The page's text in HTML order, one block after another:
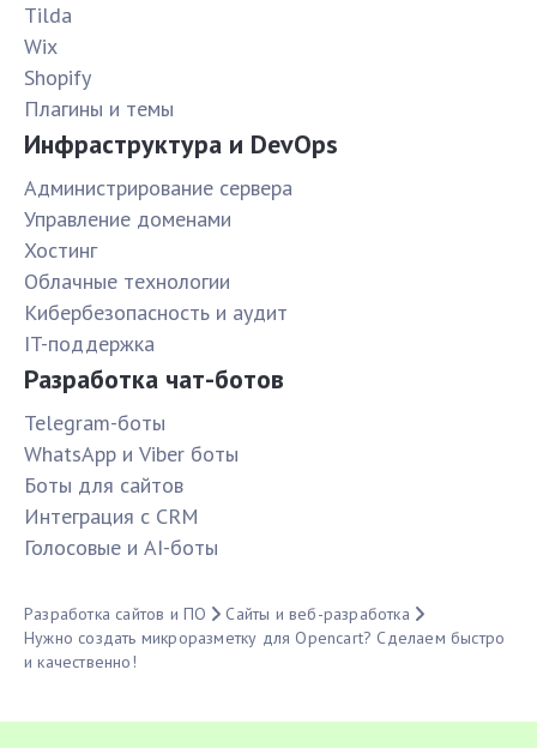
Tilda
Wix
Shopify
Плагины и темы
Инфраструктура и DevOps
Администрирование сервера
Управление доменами
Хостинг
Облачные технологии
Кибербезопасность и аудит
IT-поддержка
Разработка чат-ботов
Telegram-боты
WhatsApp и Viber боты
Боты для сайтов
Интеграция с CRM
Голосовые и AI-боты
Разработка сайтов и ПО
Сайты и веб-разработка
Нужно создать микроразметку для Opencart? Сделаем быстро
и качественно!